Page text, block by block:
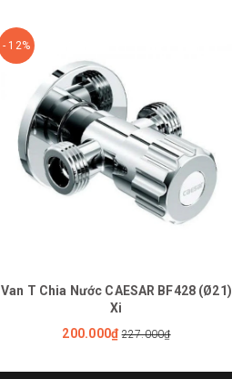
- 12%
Van T Chia Nước CAESAR BF428 (Ø21)
Xi
200.000₫ 227.000₫